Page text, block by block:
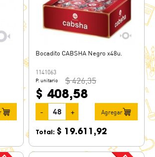
Bocadito CABSHA Negro x48u.
1141063
P. unitario $ 426,35
$ 408,58
- + Agregar
Total: $ 19.611,92